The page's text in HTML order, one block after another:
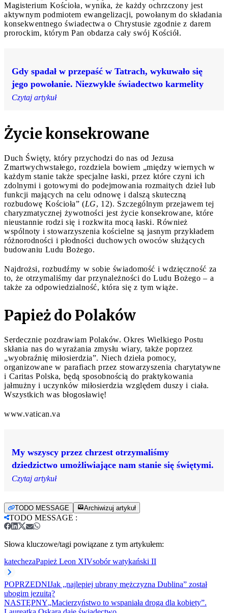
Magisterium Kościoła, wynika, że każdy ochrzczony jest
aktywnym podmiotem ewangelizacji, powołanym do składania
konsekwentnego świadectwa o Chrystusie zgodnie z darem
prorockim, którym Pan obdarza cały swój Kościół.
Gdy spadał w przepaść w Tatrach, wykuwało się
jego powołanie. Niezwykłe świadectwo karmelity
Czytaj artykuł
Życie konsekrowane
Duch Święty, który przychodzi do nas od Jezusa
Zmartwychwstałego, rozdziela bowiem „między wiernych w
każdym stanie także specjalne łaski, przez które czyni ich
zdolnymi i gotowymi do podejmowania rozmaitych dzieł lub
funkcji mających na celu odnowę i dalszą skuteczną
rozbudowę Kościoła” (LG, 12). Szczególnym przejawem tej
charyzmatycznej żywotności jest życie konsekrowane, które
nieustannie rodzi się i rozkwita mocą łaski. Również
wspólnoty i stowarzyszenia kościelne są jasnym przykładem
różnorodności i płodności duchowych owoców służących
budowaniu Ludu Bożego.
Najdrożsi, rozbudźmy w sobie świadomość i wdzięczność za
to, że otrzymaliśmy dar przynależności do Ludu Bożego – a
także za odpowiedzialność, która się z tym wiąże.
Papież do Polaków
Serdecznie pozdrawiam Polaków. Okres Wielkiego Postu
skłania nas do wyrażania zmysłu wiary, także poprzez
„wyobraźnię miłosierdzia”. Niech dzieła pomocy,
organizowane w parafiach przez stowarzyszenia charytatywne
i Caritas Polska, będą sposobnością do praktykowania
jałmużny i uczynków miłosierdzia względem duszy i ciała.
Wszystkich was błogosławię!
www.vatican.va
My wszyscy przez chrzest otrzymaliśmy
dziedzictwo umożliwiające nam stanie się świętymi.
Czytaj artykuł
TODO MESSAGE Archiwizuj artykuł
TODO MESSAGE :
Słowa kluczowe/tagi powiązane z tym artykułem:
katechezaPapież Leon XIVsobór watykański II
POPRZEDNIJak „najlepiej ubrany mężczyzna Dublina” został
ubogim jezuitą?
NASTĘPNY„Macierzyństwo to wspaniała droga dla kobiety”.